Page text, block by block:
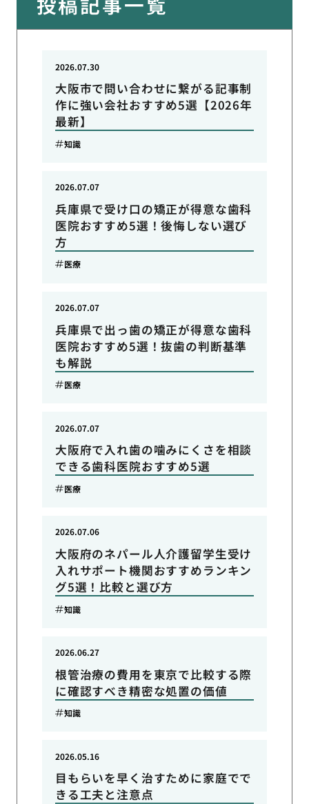
大阪市で問い合わせに繋がる記事制
作に強い会社おすすめ5選【2026年
最新】
2026.07.30
知識
兵庫県で受け口の矯正が得意な歯科
医院おすすめ5選！後悔しない選び
方
2026.07.07
医療
兵庫県で出っ歯の矯正が得意な歯科
医院おすすめ5選！抜歯の判断基準
も解説
2026.07.07
医療
大阪府で入れ歯の噛みにくさを相談
できる歯科医院おすすめ5選
2026.07.07
医療
大阪府のネパール人介護留学生受け
入れサポート機関おすすめランキン
グ5選！比較と選び方
2026.07.06
知識
根管治療の費用を東京で比較する際
に確認すべき精密な処置の価値
2026.06.27
知識
目もらいを早く治すために家庭でで
きる工夫と注意点
2026.05.16